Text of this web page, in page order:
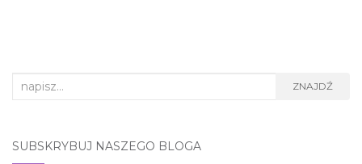
Search
ZNAJDŹ
SUBSKRYBUJ NASZEGO BLOGA